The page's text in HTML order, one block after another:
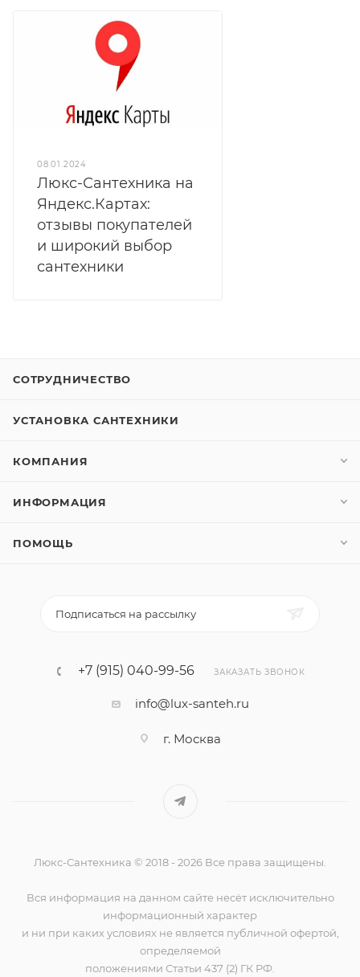
08.01.2024
Люкс-Сантехника на
Яндекс.Картах:
отзывы покупателей
и широкий выбор
сантехники
СОТРУДНИЧЕСТВО
УСТАНОВКА САНТЕХНИКИ
КОМПАНИЯ
ИНФОРМАЦИЯ
ПОМОЩЬ
Подписаться на рассылку
+7 (915) 040-99-56 ЗАКАЗАТЬ ЗВОНОК
info@lux-santeh.ru
г. Москва
Люкс-Сантехника © 2018 - 2026 Все права защищены.
Вся информация на данном сайте несёт исключительно
информационный характер
и ни при каких условиях не является публичной офертой,
определяемой
положениями Статьи 437 (2) ГК РФ.